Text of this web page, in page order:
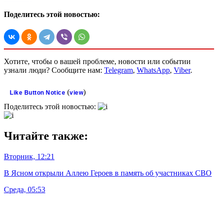
Поделитесь этой новостью:
Хотите, чтобы о вашей проблеме, новости или событии
узнали люди? Сообщите нам: Telegram, WhatsApp, Viber.
Like Button Notice (view)
Поделитесь этой новостью:
Читайте также:
Вторник, 12:21
В Ясном открыли Аллею Героев в память об участниках СВО
Среда, 05:53